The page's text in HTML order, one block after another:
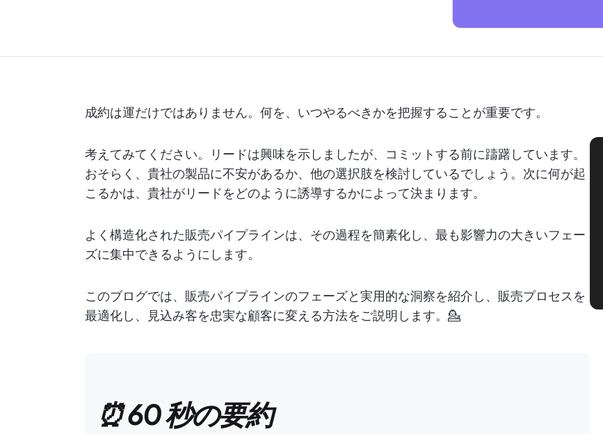
成約は運だけではありません。何を、いつやるべきかを把握することが重要です。
考えてみてください。リードは興味を示しましたが、コミットする前に躊躇しています。
おそらく、貴社の製品に不安があるか、他の選択肢を検討しているでしょう。次に何が起
こるかは、貴社がリードをどのように誘導するかによって決まります。
よく構造化された販売パイプラインは、その過程を簡素化し、最も影響力の大きいフェー
ズに集中できるようにします。
このブログでは、販売パイプラインのフェーズと実用的な洞察を紹介し、販売プロセスを
最適化し、見込み客を忠実な顧客に変える方法をご説明します。💁
⏰ 60 秒の要約